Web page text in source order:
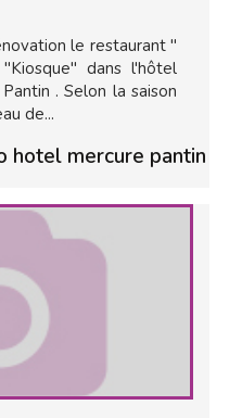
le restaurant "
dans l'hôtel
. Selon la saison
de...
hotel mercure pantin